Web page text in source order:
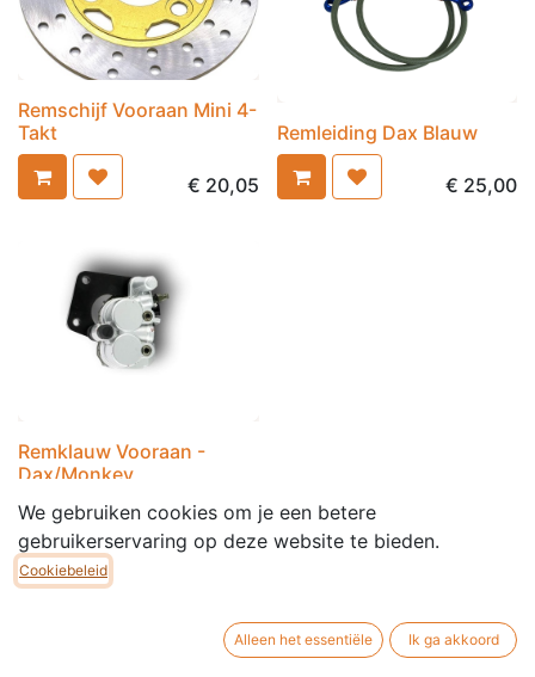
Remschijf Vooraan Mini 4-
Takt
€ 20,05
Remleiding Dax Blauw
€ 25,00
Remklauw Vooraan -
Dax/Monkey
€45,00
We gebruiken cookies om je een betere
gebruikerservaring op deze website te bieden.
Cookiebeleid
Alleen het essentiële Ik ga akkoord